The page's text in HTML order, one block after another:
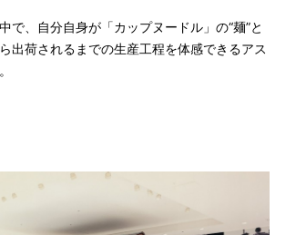
で、自分自身が「カップヌードル」の“麺”と
出荷されるまでの生産工程を体感できるアス